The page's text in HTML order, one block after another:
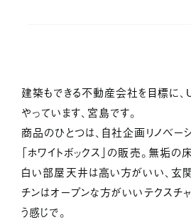
建築もできる不動産会社を目標に
やっています、宮島です。
商品のひとつは、自社企画リノベー
「ホワイトボックス」の販売。無垢
白い部屋天井は高い方がいい、玄
チンはオープンな方がいいテクスチ
う感じで。
リノベする
サービス紹介
ジャーナル
お問い合わせ